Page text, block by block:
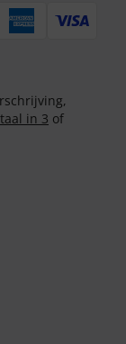
in 3 of